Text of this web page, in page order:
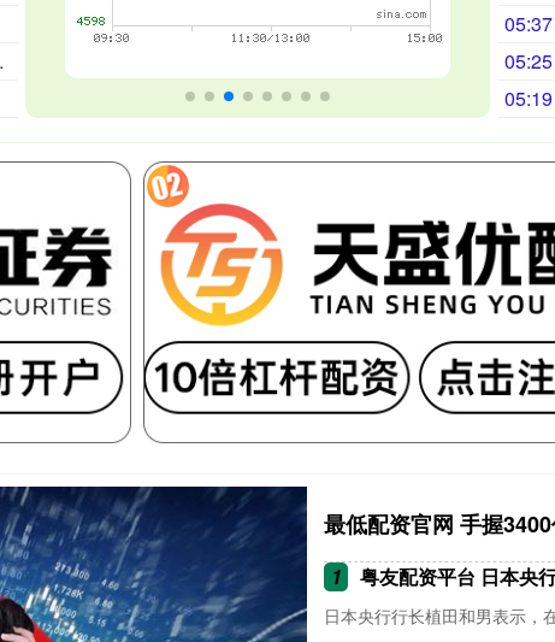
最低配资官网 手握
1 粤友配资平台 日本央
日本央行行长植田和男表示，